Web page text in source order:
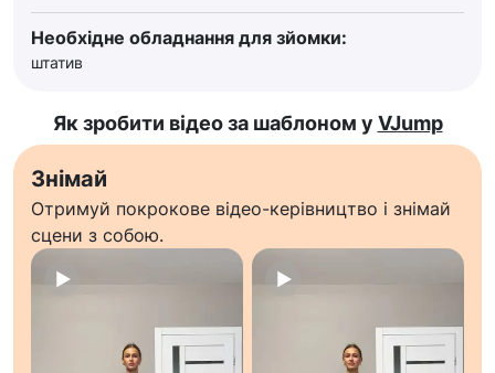
Необхідне обладнання для зйомки:
штатив
Як зробити відео за шаблоном у VJump
Знімай
Отримуй покрокове відео-керівництво і знімай
сцени з собою.